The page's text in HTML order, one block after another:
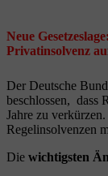
Neue
Privatinsolvenz
Der Deutsche
beschlossen, dass
Jahre zu
Regelinsolvenzen
Die wichtigsten